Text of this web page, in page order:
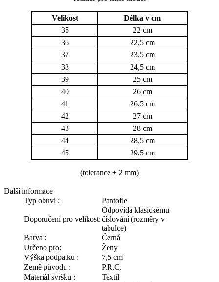
Velikost
Délka v cm
35
22 cm
36
22,5 cm
37
23,5 cm
38
24,5 cm
39
25 cm
40
26 cm
41
26,5 cm
42
27 cm
43
28 cm
44
28,5 cm
45
29,5 cm
(tolerance ± 2 mm)
Další informace
Typ obuvi :
Pantofle
Doporučení pro velikost:
Odpovídá klasickému
číslování (rozměry v
tabulce)
Barva :
Černá
Určeno pro:
Ženy
Výška podpatku :
7,5 cm
Země původu :
P.R.C.
Materiál svršku :
Textil